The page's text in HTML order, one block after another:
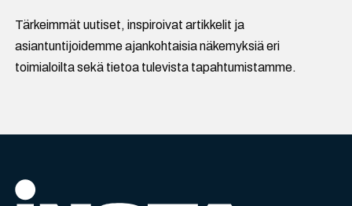
Tärkeimmät uutiset, inspiroivat artikkelit ja
asiantuntijoidemme ajankohtaisia näkemyksiä eri
toimialoilta sekä tietoa tulevista tapahtumistamme.